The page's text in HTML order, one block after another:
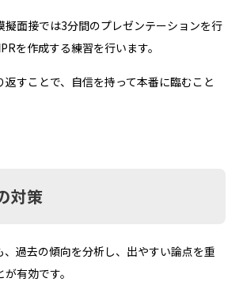
擬面接では3分間のプレゼンテーションを行
を作成する練習を行います。
返すことで、自信を持って本番に臨むこと
対策
、過去の傾向を分析し、出やすい論点を重
有効です。